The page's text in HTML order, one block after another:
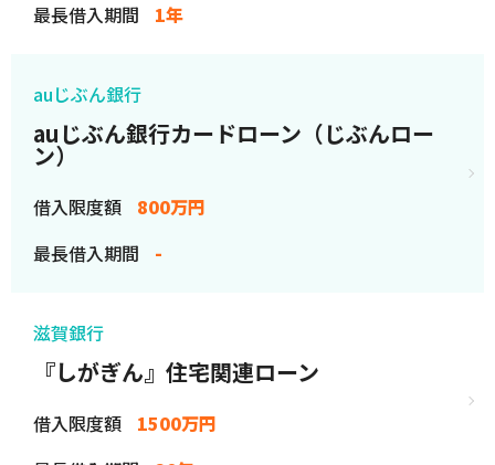
最長借入期間
1年
auじぶん銀行
auじぶん銀行カードローン（じぶんロー
ン）
借入限度額
800万円
最長借入期間
-
滋賀銀行
『しがぎん』住宅関連ローン
借入限度額
1500万円